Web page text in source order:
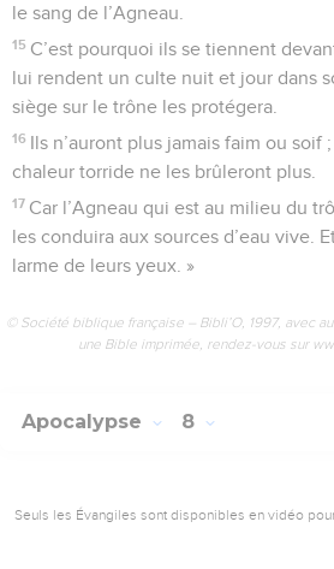
le sang de l’Agneau.
15 C’est pourquoi ils se tiennent
lui rendent un culte nuit et jour dans
siège sur le trône les protégera.
16 Ils n’auront plus jamais faim ou soif
chaleur torride ne les brûleront plus.
17 Car l’Agneau qui est au milieu du
les conduira aux sources d’eau vive.
larme de leurs yeux. »
© Société biblique française – Bibli’O, 1997, avec
une Bible imprimée, rendez-vous sur
Apocalypse 8
Seuls les Évangiles sont disponibles en vidéo